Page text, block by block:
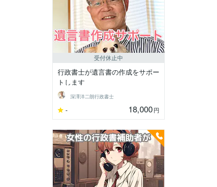
受付休止中
行政書士が遺言書の作成をサポー
トします
深澤洋二朗行政書士
- 18,000円